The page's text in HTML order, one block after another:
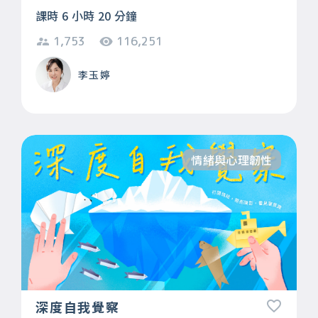
課時 6 小時 20 分鐘
1,753 116,251
李玉婷
情緒與心理韌性
深度自我覺察